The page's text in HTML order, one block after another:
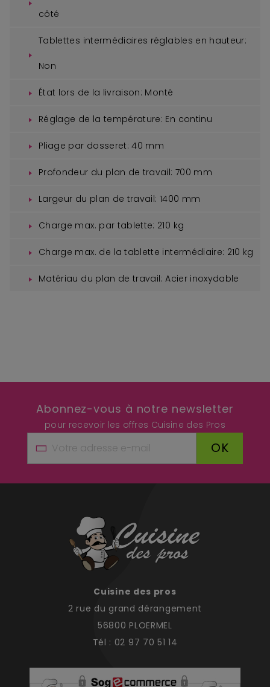
côté
Tablettes intermédiaires réglables en hauteur:
Non
État lors de la livraison: Monté
Réglage de la température: En continu
Pliage par dosseret: 40 mm
Profondeur du plan de travail: 700 mm
Largeur du plan de travail: 1400 mm
Charge max. par tablette: 210 kg
Charge max. de la tablette intermédiaire: 210 kg
Matériau du plan de travail: Acier inoxydable
Abonnez-vous à notre newsletter
pour recevoir les offres Cuisine des Pros
OK
Cuisine des pros
2 rue du grand dérangement
56800 PLOERMEL
Tél : 02 97 70 51 14